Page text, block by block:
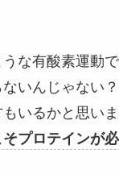
な有酸素運動
いんじゃない？
いるかと思いま
プロテインが